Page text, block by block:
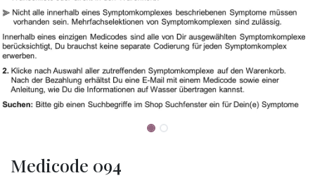
Medicode 094